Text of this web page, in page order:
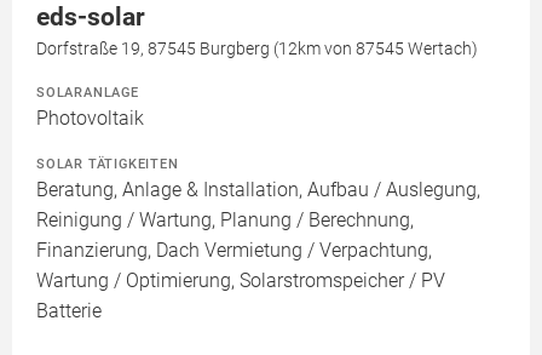
eds-solar
Dorfstraße 19, 87545 Burgberg (12km von 87545 Wertach)
SOLARANLAGE
Photovoltaik
SOLAR TÄTIGKEITEN
Beratung, Anlage & Installation, Aufbau / Auslegung,
Reinigung / Wartung, Planung / Berechnung,
Finanzierung, Dach Vermietung / Verpachtung,
Wartung / Optimierung, Solarstromspeicher / PV
Batterie